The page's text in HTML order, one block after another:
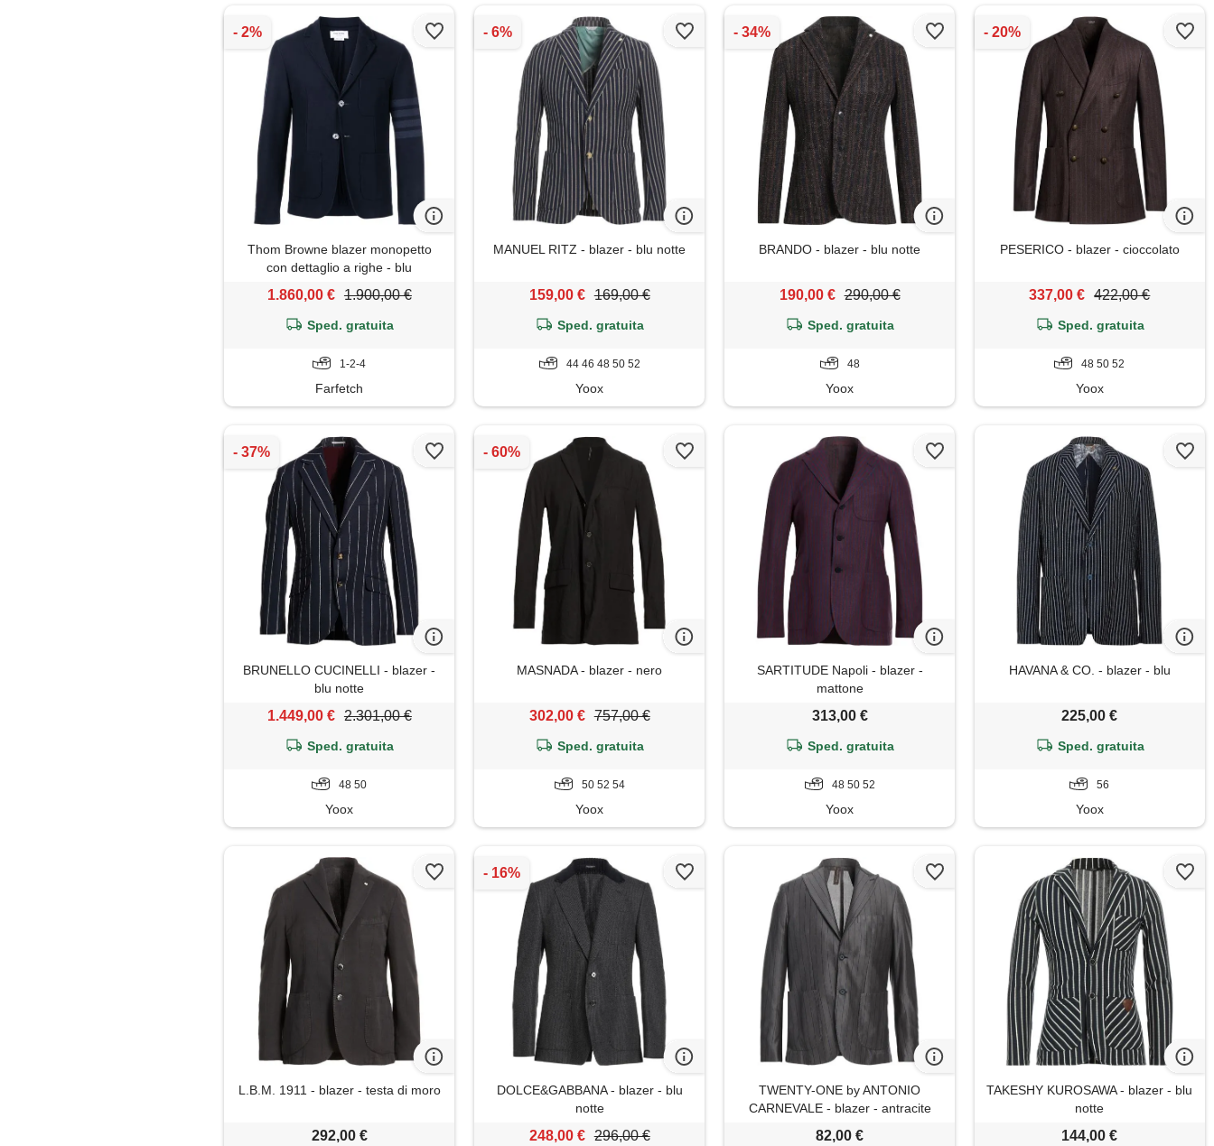
Thom Browne blazer monopetto
con dettaglio a righe - blu
1.860,00 € 1.900,00 €
Sped. gratuita
1-2-4
Farfetch
MANUEL RITZ - blazer - blu notte
159,00 € 169,00 €
Sped. gratuita
44 46 48 50 52
Yoox
BRANDO - blazer - blu notte
190,00 € 290,00 €
Sped. gratuita
48
Yoox
PESERICO - blazer - cioccolato
337,00 € 422,00 €
Sped. gratuita
48 50 52
Yoox
BRUNELLO CUCINELLI - blazer -
blu notte
1.449,00 € 2.301,00 €
Sped. gratuita
48 50
Yoox
MASNADA - blazer - nero
302,00 € 757,00 €
Sped. gratuita
50 52 54
Yoox
SARTITUDE Napoli - blazer -
mattone
313,00 €
Sped. gratuita
48 50 52
Yoox
HAVANA & CO. - blazer - blu
225,00 €
Sped. gratuita
56
Yoox
L.B.M. 1911 - blazer - testa di moro
292,00 €
DOLCE&GABBANA - blazer - blu
notte
248,00 € 296,00 €
TWENTY-ONE by ANTONIO
CARNEVALE - blazer - antracite
82,00 €
TAKESHY KUROSAWA - blazer - blu
notte
144,00 €